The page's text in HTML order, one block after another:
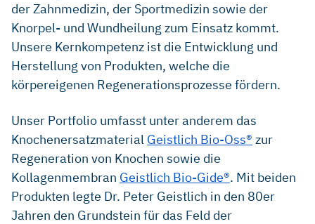
der Zahnmedizin, der Sportmedizin sowie der
Knorpel- und Wundheilung zum Einsatz kommt.
Unsere Kernkompetenz ist die Entwicklung und
Herstellung von Produkten, welche die
körpereigenen Regenerationsprozesse fördern.
Unser Portfolio umfasst unter anderem das
Knochenersatzmaterial Geistlich Bio-Oss® zur
Regeneration von Knochen sowie die
Kollagenmembran Geistlich Bio-Gide®. Mit beiden
Produkten legte Dr. Peter Geistlich in den 80er
Jahren den Grundstein für das Feld der